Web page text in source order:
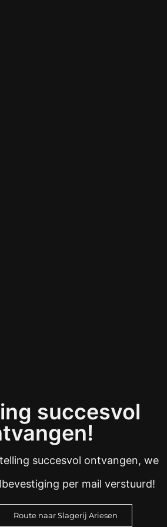
succesvol
succesvol ontvangen, we
per mail verstuurd!
Route naar Slagerij Ariesen